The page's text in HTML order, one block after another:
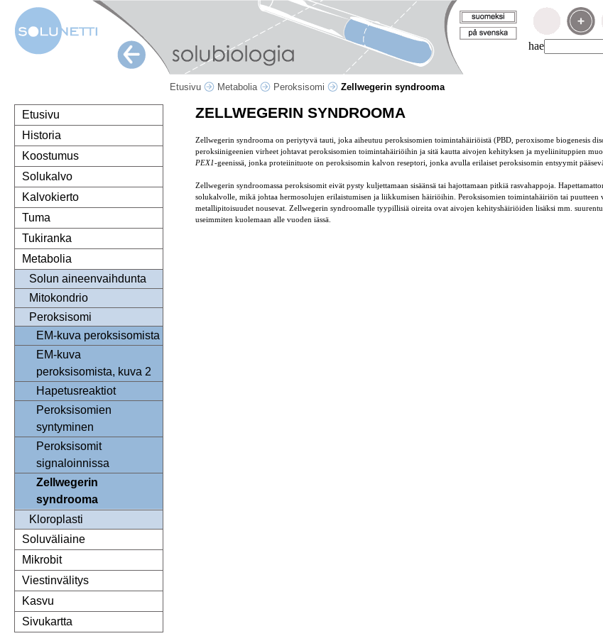
hae
Etusivu Metabolia Peroksisomi Zellwegerin syndrooma
Etusivu
Historia
Koostumus
Solukalvo
Kalvokierto
Tuma
Tukiranka
Metabolia
Solun aineenvaihdunta
Mitokondrio
Peroksisomi
EM-kuva peroksisomista
EM-kuva
peroksisomista, kuva 2
Hapetusreaktiot
Peroksisomien
syntyminen
Peroksisomit
signaloinnissa
Zellwegerin
syndrooma
Kloroplasti
Soluväliaine
Mikrobit
Viestinvälitys
Kasvu
Sivukartta
ZELLWEGERIN SYNDROOMA
Zellwegerin syndrooma on periytyvä tauti, joka aiheutuu peroksisomien toimintahäiriöistä (PBD, peroxisome biogenesis
peroksiinigeenien virheet johtavat peroksisomien toimintahäiriöihin ja sitä kautta aivojen kehityksen ja myeliinituppien
PEX1-geenissä, jonka proteiinituote on peroksisomin kalvon reseptori, jonka avulla erilaiset peroksisomin entsyymit
Zellwegerin syndroomassa peroksisomit eivät pysty kuljettamaan sisäänsä tai hajottamaan pitkiä rasvahappoja.
solukalvolle, mikä johtaa hermosolujen erilaistumisen ja liikkumisen häiriöihin. Peroksisomien toimintahäiriön tai puutteen
metallipitoisuudet nousevat. Zellwegerin syndroomalle tyypillisiä oireita ovat aivojen kehityshäiriöiden lisäksi mm.
useimmiten kuolemaan alle vuoden iässä.